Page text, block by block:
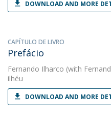
DOWNLOAD AND MORE
CAPÍTULO DE LIVRO
Prefácio
Fernando Ilharco (with
ilhéu
DOWNLOAD AND MORE